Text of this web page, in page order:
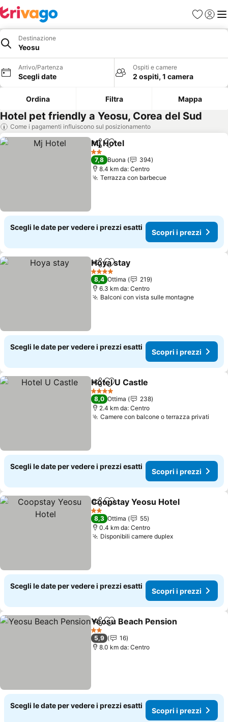
PreferitiAccedi
Destinazione
Yeosu
Arrivo/Partenza
Scegli date
Ospiti e camere
2 ospiti, 1 camera
Ordina Filtra Mappa
Hotel pet friendly a Yeosu, Corea del Sud
Come i pagamenti influiscono sul posizionamento
CondividiAggiungi ai preferiti
Mj Hotel
2 Stelle
7,8 Buona
394
8.4 km da: Centro
Terrazza con barbecueScopri i prezzi
Scegli le date per vedere i prezzi esatti
Scopri i prezzi
CondividiAggiungi ai preferiti
Hoya stay
4 Stelle
8,4 Ottima
219
6.3 km da: Centro
Balconi con vista sulle montagneScopri i
Scegli le date per vedere i prezzi esatti
Scopri i prezzi
CondividiAggiungi ai preferiti
Hotel U Castle
4 Stelle
8,0 Ottima
238
2.4 km da: Centro
Camere con balcone o terrazza privati
Scegli le date per vedere i prezzi esatti
Scopri i prezzi
CondividiAggiungi ai preferiti
Coopstay Yeosu Hotel
2 Stelle
8,3 Ottima
55
0.4 km da: Centro
Disponibili camere duplexScopri i
Scegli le date per vedere i prezzi esatti
Scopri i prezzi
CondividiAggiungi ai preferiti
Yeosu Beach Pension
2 Stelle
5,9
16
8.0 km da: Centro
Scegli le date per vedere i prezzi esatti
Scopri i prezzi